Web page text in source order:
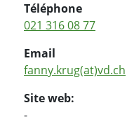
Téléphone
021 316 08 77
Email
fanny.krug(at)vd.ch
Site web:
-